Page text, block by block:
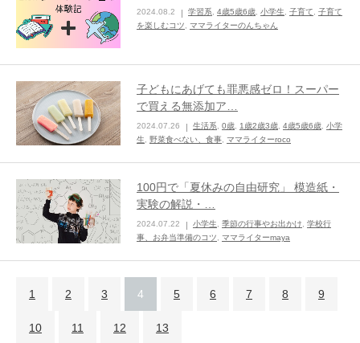
2024.08.2 学習系 4歳5歳6歳 小学生 子育て
子育て
を楽しむコツ
ママライターのんちゃん
子どもにあげても罪悪感ゼロ！スーパー
で買える無添加ア…
2024.07.26 生活系 0歳 1歳2歳3歳 4歳5歳6歳 小学
生
野菜食べない、食事 ママライターroco
100円で「夏休みの自由研究」 模造紙・
実験の解説・…
2024.07.22 小学生 季節の行事やお出かけ
学校行
事、お弁当準備のコツ
ママライターmaya
1 2 3 4 5 6 7 8 9
10 11 12 13